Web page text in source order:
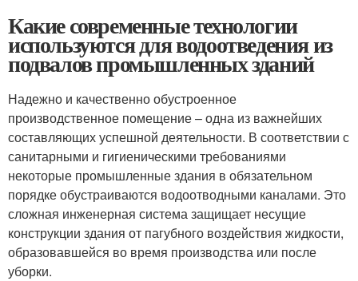
Какие современные технологии
используются для водоотведения из
подвалов промышленных зданий
Надежно и качественно обустроенное
производственное помещение – одна из важнейших
составляющих успешной деятельности. В соответствии с
санитарными и гигиеническими требованиями
некоторые промышленные здания в обязательном
порядке обустраиваются водоотводными каналами. Это
сложная инженерная система защищает несущие
конструкции здания от пагубного воздействия жидкости,
образовавшейся во время производства или после
уборки.